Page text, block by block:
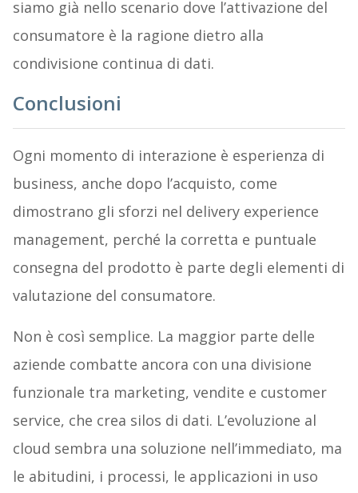
siamo già nello scenario dove l’attivazione del
consumatore è la ragione dietro alla
condivisione continua di dati.
Conclusioni
Ogni momento di interazione è esperienza di
business, anche dopo l’acquisto, come
dimostrano gli sforzi nel delivery experience
management, perché la corretta e puntuale
consegna del prodotto è parte degli elementi di
valutazione del consumatore.
Non è così semplice. La maggior parte delle
aziende combatte ancora con una divisione
funzionale tra marketing, vendite e customer
service, che crea silos di dati. L’evoluzione al
cloud sembra una soluzione nell’immediato, ma
le abitudini, i processi, le applicazioni in uso